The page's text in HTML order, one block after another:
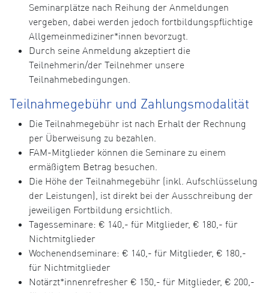
Seminarplätze nach Reihung der Anmeldungen
vergeben, dabei werden jedoch fortbildungspflichtige
Allgemeinmediziner*innen bevorzugt.
Durch seine Anmeldung akzeptiert die
Teilnehmerin/der Teilnehmer unsere
Teilnahmebedingungen.
Teilnahmegebühr und Zahlungsmodalität
Die Teilnahmegebühr ist nach Erhalt der Rechnung
per Überweisung zu bezahlen.
FAM-Mitglieder können die Seminare zu einem
ermäßigtem Betrag besuchen.
Die Höhe der Teilnahmegebühr (inkl. Aufschlüsselung
der Leistungen), ist direkt bei der Ausschreibung der
jeweiligen Fortbildung ersichtlich.
Tagesseminare: € 140,- für Mitglieder, € 180,- für
Nichtmitglieder
Wochenendseminare: € 140,- für Mitglieder, € 180,-
für Nichtmitglieder
Notärzt*innenrefresher € 150,- für Mitglieder, € 200,-